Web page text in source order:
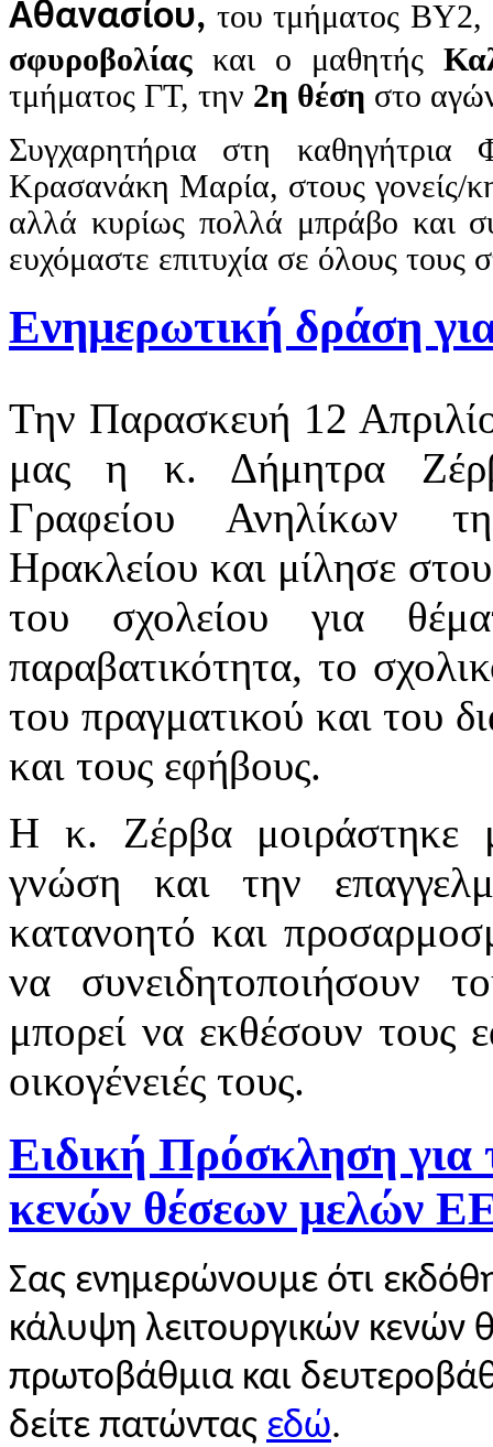
Αθανασίου, του τμήματος ΒΥ2,
σφυροβολίας και ο μαθητής
τμήματος ΓΤ, την 2η θέση στο
Συγχαρητήρια στη
Κρασανάκη Μαρία, στους γονείς/
αλλά κυρίως πολλά μπράβο και
ευχόμαστε επιτυχία σε όλους τους
Ενημερωτική δράση
Την Παρασκευή 12
μας η κ. Δήμητρα
Γραφείου Ανηλίκων
Ηρακλείου και μίλησε
του σχολείου για
παραβατικότητα, το
του πραγματικού και του
και τους εφήβους.
Η κ. Ζέρβα μοιράστηκε
γνώση και την
κατανοητό και
να συνειδητοποιήσουν
μπορεί να εκθέσουν τους
οικογένειές τους.
Ειδική Πρόσκληση για
κενών θέσεων μελών
Σας ενημερώνουμε ότι
κάλυψη λειτουργικών
πρωτοβάθμια και
δείτε πατώντας εδώ.